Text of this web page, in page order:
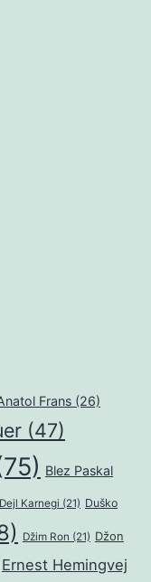
Frans (26)
(47)
Blez Paskal
Dejl Karnegi (21) Duško
Džim Ron (21) Džon
Ernest Hemingvej